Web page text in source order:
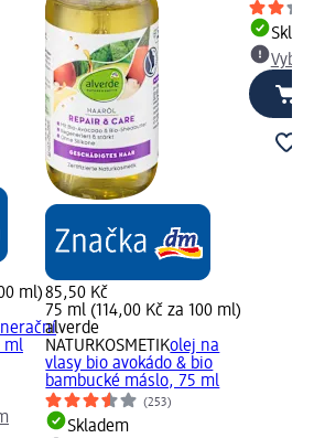
ml)
ml
85,50 Kč
75 ml (114,00 Kč za 100 ml)
alverde
NATURKOSMETIKolej na
vlasy bio avokádo & bio
bambucké máslo, 75 ml
(253)
Skladem